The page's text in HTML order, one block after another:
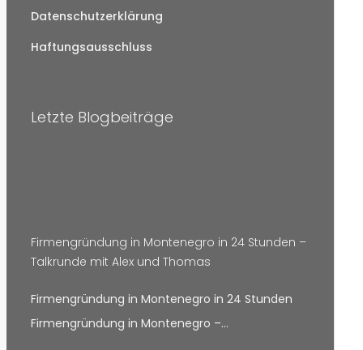
Datenschutzerklärung
Haftungsausschluss
Letzte Blogbeiträge
Firmengründung in Montenegro in 24 Stunden –
Talkrunde mit Alex und Thomas
Firmengründung in Montenegro in 24 Stunden
Firmengründung in Montenegro –…